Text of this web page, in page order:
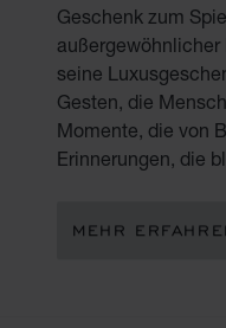
Geschenk zum
seine
Gesten, die
Momente, die von
Erinnerungen, die
MEHR